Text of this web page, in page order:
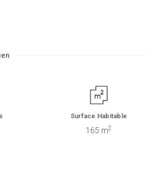
Surface Habitable
165 m2